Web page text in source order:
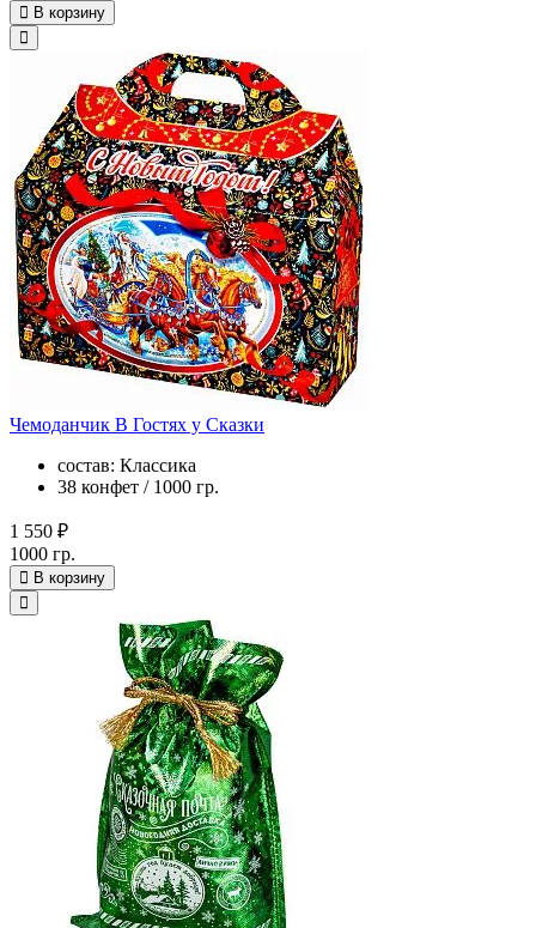
В корзину
Чемоданчик В Гостях у Сказки
состав: Классика
38 конфет / 1000 гр.
1 550 ₽
1000 гр.
В корзину